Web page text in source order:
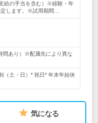
給の手当を含む）※経験・年
します。※試用期間…
間あり）※配属先により異な
（土・日）* 祝日* 年末年始休
気になる